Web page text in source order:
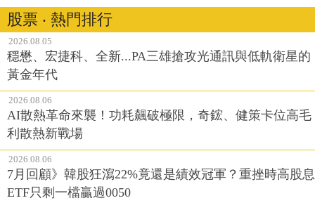
股票 ‧ 熱門排行
2026.08.05
穩懋、宏捷科、全新...PA三雄搶攻光通訊與低軌衛星的
黃金年代
2026.08.06
AI散熱革命來襲！功耗飆破極限，奇鋐、健策卡位高毛
利散熱新戰場
2026.08.06
7月回顧》韓股狂瀉22%竟還是績效冠軍？重挫時高股息
ETF只剩一檔贏過0050